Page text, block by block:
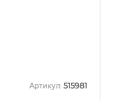
Артикул: 515981